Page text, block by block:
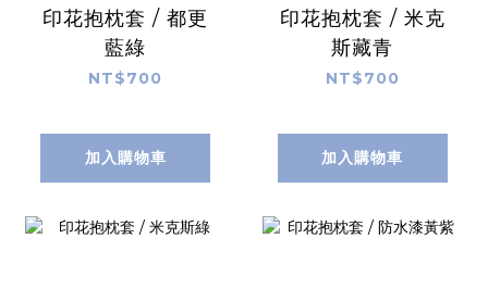
印花抱枕套 / 都更
藍綠
NT$700
加入購物車
印花抱枕套 / 米克
斯藏青
NT$700
加入購物車